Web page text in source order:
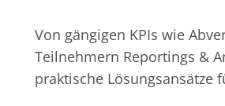
Von gängigen KPIs wie
Teilnehmern Reportings &
praktische Lösungsansätze